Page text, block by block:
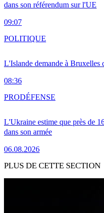
dans son référendum sur l'UE
09:07
L'Islande demande à Bruxelles
08:36
POLITIQUE
L'Ukraine estime que près de
dans son armée
06.08.2026
PRODÉFENSE
PLUS DE CETTE SECTION